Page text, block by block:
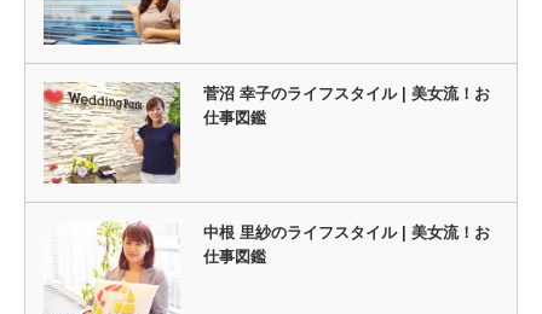
菅沼 幸子のライフスタイル | 美女流！お
仕事図鑑
中根 里紗のライフスタイル | 美女流！お
仕事図鑑